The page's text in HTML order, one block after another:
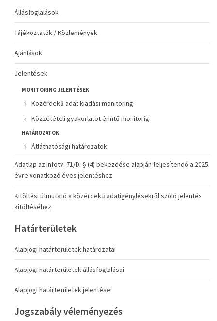
Állásfoglalások
Tájékoztatók / Közlemények
Ajánlások
Jelentések
MONITORING JELENTÉSEK
Közérdekű adat kiadási monitoring
Közzétételi gyakorlatot érintő monitorig
HATÁROZATOK
Átláthatósági határozatok
Adatlap az Infotv. 71/D. § (4) bekezdése alapján teljesítendő a 2025.
évre vonatkozó éves jelentéshez
Kitöltési útmutató a közérdekű adatigénylésekről szóló jelentés
kitöltéséhez
Határterületek
Alapjogi határterületek határozatai
Alapjogi határterületek állásfoglalásai
Alapjogi határterületek jelentései
Jogszabály véleményezés